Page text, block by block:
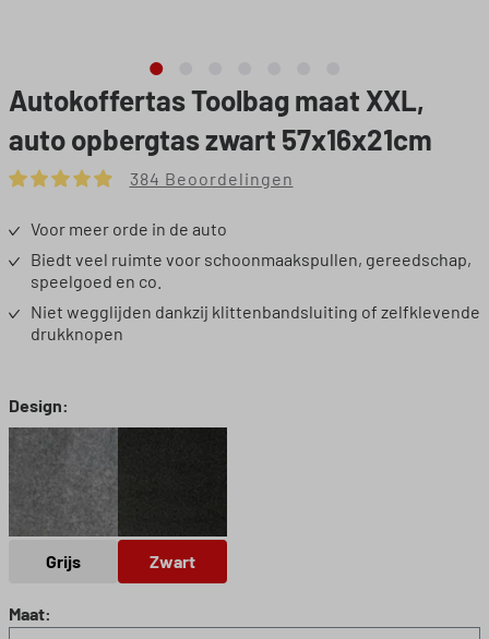
Autokoffertas Toolbag maat XXL,
auto opbergtas zwart 57x16x21cm
Voor meer orde in de auto
Biedt veel ruimte voor schoonmaakspullen, gereedschap,
speelgoed en co.
Niet wegglijden dankzij klittenbandsluiting of zelfklevende
drukknopen
Selecteer
Design:
Grijs
Grijs
Zwart
Selecteer
Maat:
384 Beoordelingen